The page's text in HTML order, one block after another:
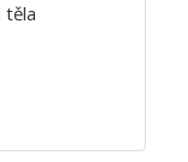
těla